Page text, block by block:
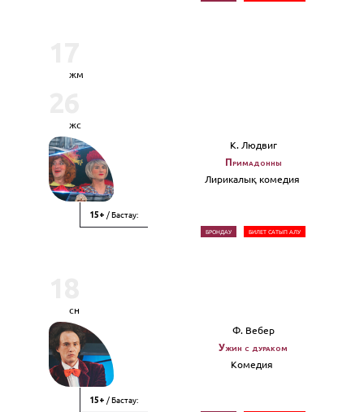
жм
жс
15+ / Бастау:
К. Людвиг
Примадонны
Лирикалық комедия
БРОНДАУ БИЛЕТ САТЫП АЛУ
сн
15+ / Бастау:
Ф. Вебер
Ужин с дураком
Комедия